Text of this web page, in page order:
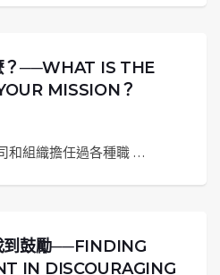
？──WHAT IS THE
MISSION？
和組織擔任過各種職 …
到鼓勵──FINDING
IN DISCOURAGING